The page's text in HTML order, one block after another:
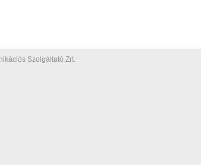
Szolgáltató Zrt.